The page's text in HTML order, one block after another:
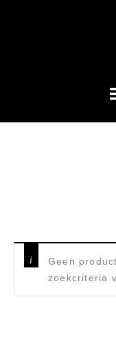
Geen
zoekcriteria